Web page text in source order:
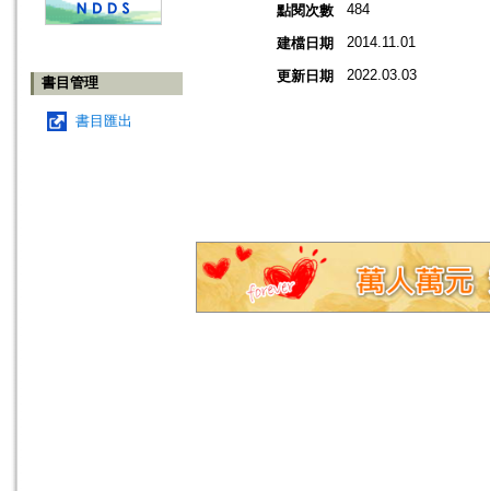
書目管理
書目匯出
點閱次數
484
建檔日期 2014.11.01
更新日期 2022.03.03